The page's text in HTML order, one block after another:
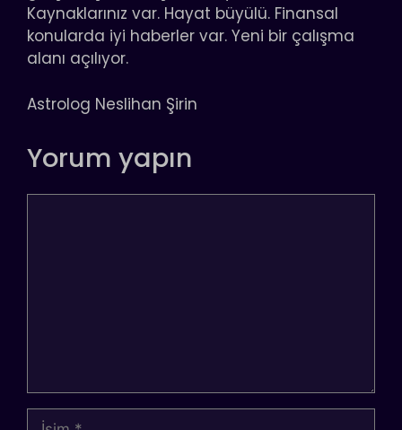
Kaynaklarınız var. Hayat büyülü. Finansal
konularda iyi haberler var. Yeni bir çalışma
alanı açılıyor.
Astrolog Neslihan Şirin
Yorum yapın
İsim